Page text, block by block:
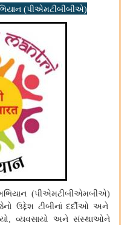
(પીએમટીબીબીએ)
(પીએમટીબીએમબીએ)
ઉદ્દેશ ટીબીનાં દર્દીઓ અને
,વ્યવસાયો અને સંસ્થાઓને